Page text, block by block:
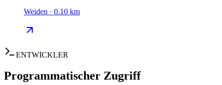
Weiden · 0.10 km
ENTWICKLER
Programmatischer Zugriff